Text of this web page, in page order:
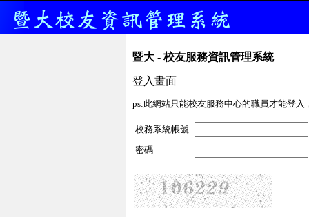
暨大 - 校友服務資訊管理系統
登入畫面
ps:此網站只能校友服務中心的職員才能登入
校務系統帳號
密碼